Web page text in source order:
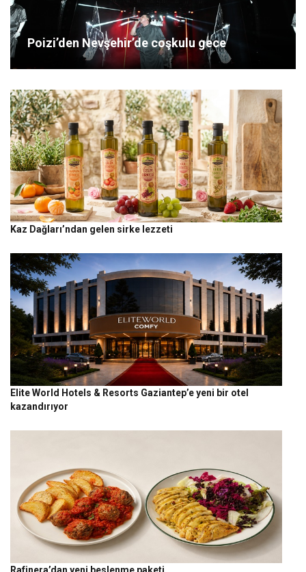
Poizi’den Nevşehir’de coşkulu gece
Kaz Dağları’ndan gelen sirke lezzeti
Elite World Hotels & Resorts Gaziantep’e yeni bir otel
kazandırıyor